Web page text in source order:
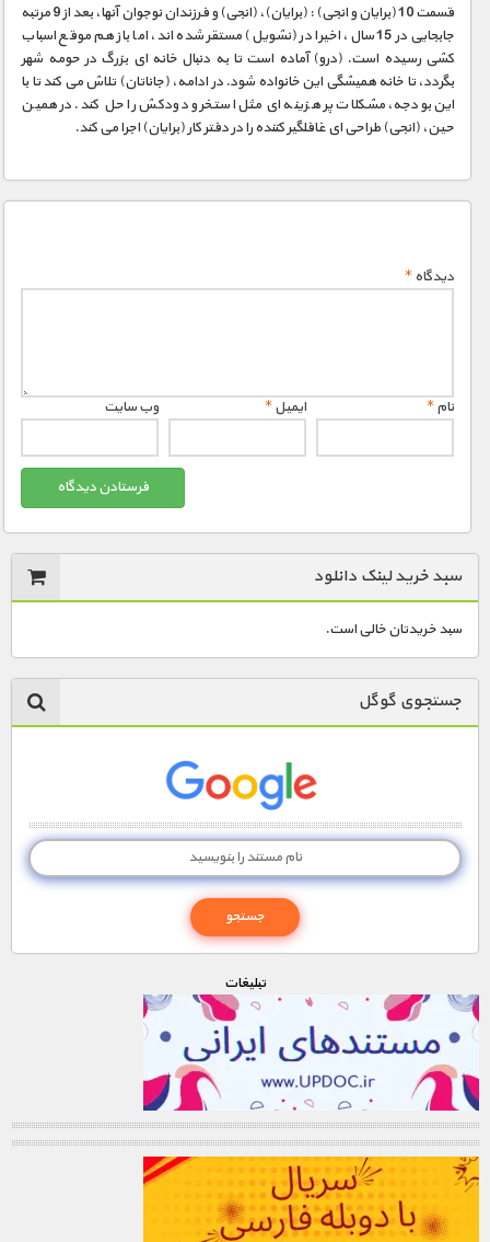
قسمت 10 (برایان و انجی) : (برایان)، (انجی) و فرزندان نوجوان آنها، بعد از 9 مرتبه
جابجایی در 15 سال، اخیرا در (نشویل) مستقر شده اند، اما باز هم موقع اسباب
کشی رسیده است. (درو) آماده است تا به دنبال خانه ای بزرگ در حومه شهر
بگردد، تا خانه همیشگی این خانواده شود. در ادامه، (جاناتان) تلاش می کند تا با
این بودجه، مشکلات پر هزینه ای مثل استخر و دودکش را حل کند. در همین
حین، (انجی) طراحی ای غافلگیر کننده را در دفتر کار (برایان) اجرا می کند.
دیدگاه*
نام* ایمیل* وب‌ سایت
سبد خرید لینک دانلود
سبد خریدتان خالی است.
جستجوی گوگل
تبليغات